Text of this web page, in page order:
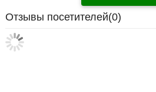
Отзывы посетителей(0)